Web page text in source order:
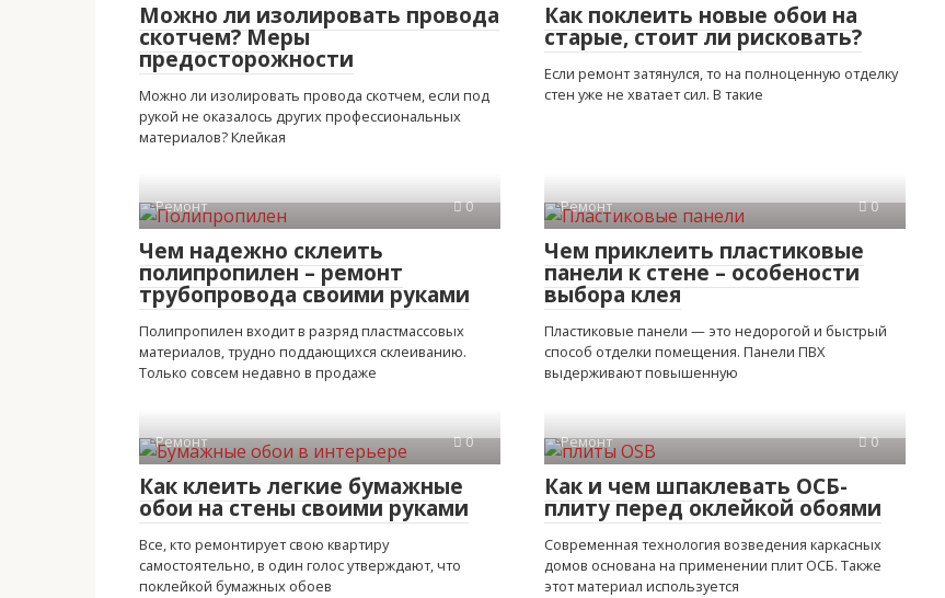
Можно ли изолировать провода
скотчем? Меры
предосторожности
Можно ли изолировать провода скотчем, если под
рукой не оказалось других профессиональных
материалов? Клейкая
Как поклеить новые обои на
старые, стоит ли рисковать?
Если ремонт затянулся, то на полноценную отделку
стен уже не хватает сил. В такие
Ремонт 0
Чем надежно склеить
полипропилен – ремонт
трубопровода своими руками
Полипропилен входит в разряд пластмассовых
материалов, трудно поддающихся склеиванию.
Только совсем недавно в продаже
Ремонт 0
Чем приклеить пластиковые
панели к стене – особености
выбора клея
Пластиковые панели — это недорогой и быстрый
способ отделки помещения. Панели ПВХ
выдерживают повышенную
Ремонт 0
Как клеить легкие бумажные
обои на стены своими руками
Все, кто ремонтирует свою квартиру
самостоятельно, в один голос утверждают, что
поклейкой бумажных обоев
Ремонт 0
Как и чем шпаклевать ОСБ-
плиту перед оклейкой обоями
Современная технология возведения каркасных
домов основана на применении плит ОСБ. Также
этот материал используется